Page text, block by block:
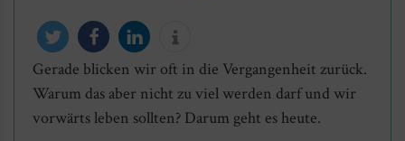
twittern teilen mitteileninfo
Gerade blicken wir oft in die Vergangenheit zurück.
Warum das aber nicht zu viel werden darf und wir
vorwärts leben sollten? Darum geht es heute.